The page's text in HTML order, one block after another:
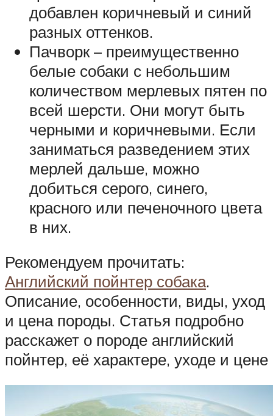
добавлен коричневый и синий
разных оттенков.
Пачворк – преимущественно
белые собаки с небольшим
количеством мерлевых пятен по
всей шерсти. Они могут быть
черными и коричневыми. Если
заниматься разведением этих
мерлей дальше, можно
добиться серого, синего,
красного или печеночного цвета
в них.
Рекомендуем прочитать:
Английский пойнтер собака.
Описание, особенности, виды, уход
и цена породы. Статья подробно
расскажет о породе английский
пойнтер, её характере, уходе и цене